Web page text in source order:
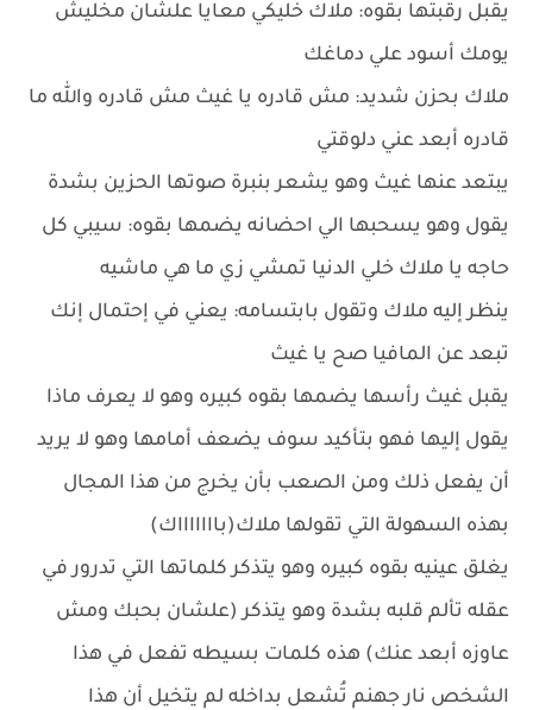
يقبل رقبتها بقوه: ملاك خليكي معايا علشان مخليش
يومك أسود علي دماغك
ملاك بحزن شديد: مش قادره يا غيث مش قادره والله ما
قادره أبعد عني دلوقتي
يبتعد عنها غيث وهو يشعر بنبرة صوتها الحزين بشدة
يقول وهو يسحبها الي احضانه يضمها بقوه: سيبي كل
حاجه يا ملاك خلي الدنيا تمشي زي ما هي ماشيه
ينظر إليه ملاك وتقول بابتسامه: يعني في إحتمال إنك
تبعد عن المافيا صح يا غيث
يقبل غيث رأسها يضمها بقوه كبيره وهو لا يعرف ماذا
يقول إليها فهو بتأكيد سوف يضعف أمامها وهو لا يريد
أن يفعل ذلك ومن الصعب بأن يخرج من هذا المجال
بهذه السهولة التي تقولها ملاك(باااااااك)
يغلق عينيه بقوه كبيره وهو يتذكر كلماتها التي تدرور في
عقله تألم قلبه بشدة وهو يتذكر (علشان بحبك ومش
عاوزه أبعد عنك) هذه كلمات بسيطه تفعل في هذا
الشخص نار جهنم تُشعل بداخله لم يتخيل أن هذا